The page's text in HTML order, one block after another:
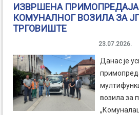
ИЗВРШЕНА
КОМУНАЛНОГ ВОЗИЛА ЗА
ТРГОВИШТЕ
23.07.2026.
Данас је
возила за